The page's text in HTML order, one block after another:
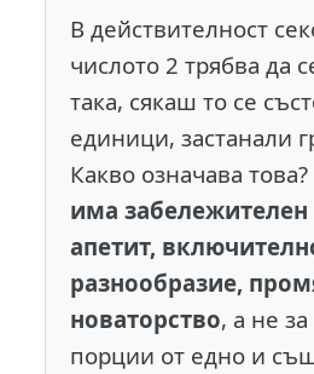
В действителност
числото 2 трябва да
така, сякаш то се
единици, застанали
Какво означава това?
има забележителен
апетит,
разнообразие,
новаторство, а не
порции от едно и